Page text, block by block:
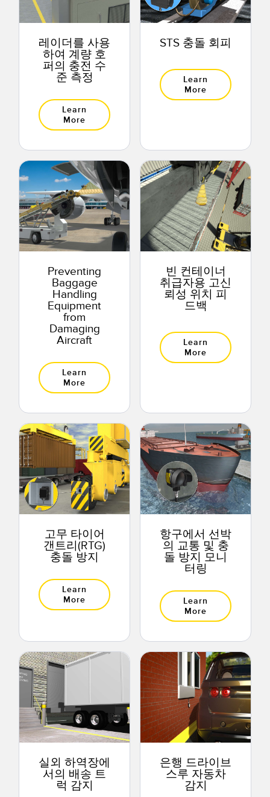
레이더를 사용
하여 계량 호
퍼의 충전 수
준 측정
Learn
More
STS 충돌 회피
Learn
More
Preventing
Baggage
Handling
Equipment
from
Damaging
Aircraft
Learn
More
빈 컨테이너
취급자용 고신
뢰성 위치 피
드백
Learn
More
고무 타이어
갠트리(RTG)
충돌 방지
Learn
More
항구에서 선박
의 교통 및 충
돌 방지 모니
터링
Learn
More
실외 하역장에
서의 배송 트
럭 감지
은행 드라이브
스루 자동차
감지